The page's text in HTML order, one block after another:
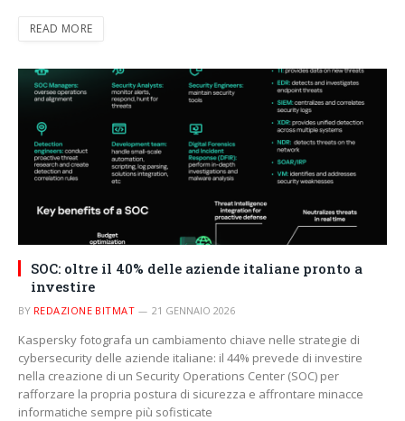
READ MORE
SOC: oltre il 40% delle aziende italiane pronto a
investire
BY REDAZIONE BITMAT 21 GENNAIO 2026
Kaspersky fotografa un cambiamento chiave nelle strategie di
cybersecurity delle aziende italiane: il 44% prevede di investire
nella creazione di un Security Operations Center (SOC) per
rafforzare la propria postura di sicurezza e affrontare minacce
informatiche sempre più sofisticate